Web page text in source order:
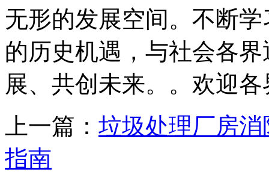
无形的发展空间。不断
的历史机遇，与社会各
展、共创未来。。欢迎
上一篇： 垃圾处理厂房
指南